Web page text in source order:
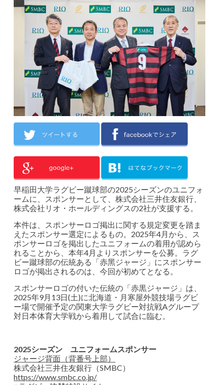
早稲田大学ラグビー蹴球部の2025シーズンのユニフォ
ームに、スポンサーとして、株式会社三井住友銀行、
株式会社リオ・ホールディングスの2社が支援する。
本件は、スポンサーロゴ掲出に関する規定変更を踏ま
えたスポンサー選定によるもの。2025年4⽉から、ス
ポンサーロゴを掲出したユニフォームの着⽤が認めら
れることから、本年4⽉よりスポンサーを公募。ラグ
ビー蹴球部の伝統ある「⾚⿊ジャージ」にスポンサー
ロゴが掲出されるのは、今回が初めてとなる。
スポンサーロゴの付いた伝統の「赤黒ジャージ」は、
2025年9月13日(土)に北海道・月寒屋外競技場ラグビ
ー場で開催予定の関東大学ラグビー対抗戦Aグループ
対日本体育大学戦から着用して試合に臨む。
2025シーズン ユニフォームスポンサー
ジャージ背面（背番号上部）
株式会社三井住友銀行（SMBC）
https://www.smbc.co.jp/